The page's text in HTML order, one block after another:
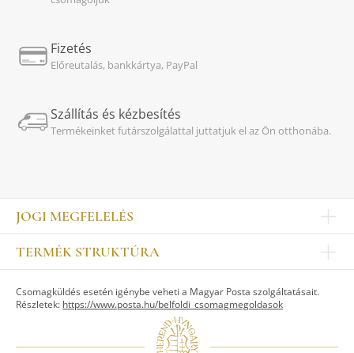
Fizetés
Előreutalás, bankkártya, PayPal
Szállítás és kézbesítés
Termékeinket futárszolgálattal juttatjuk el az Ön otthonába.
JOGI MEGFELELÉS
Impresszum
Kapcsolat
Jogi nyilatkozat
TERMÉK STRUKTÚRA
ASZTALKULTÚRA
Csomagküldés esetén igénybe veheti a Magyar Posta szolgáltatásait.
Részletek: https://www.posta.hu/belfoldi_csomagmegoldasok